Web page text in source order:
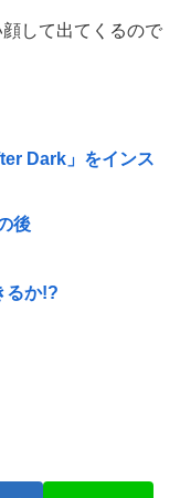
して出てくるので
Dark」をインス
後
るか!?